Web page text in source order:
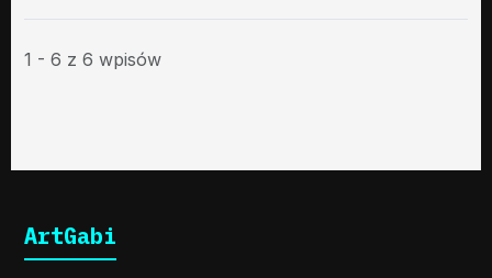
1 - 6 z 6 wpisów
ArtGabi